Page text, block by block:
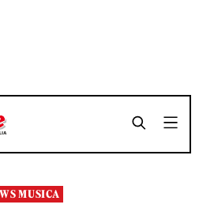
SHARE
SHARE
MUSICA